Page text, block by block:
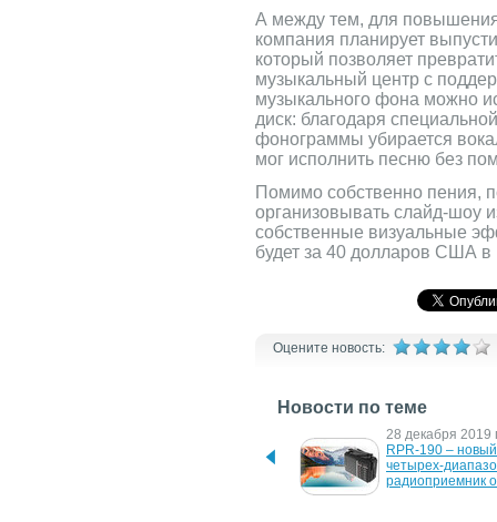
А между тем, для повышения
компания планирует
который позволяет
музыкальный центр с
музыкального фона можно
диск: благодаря
фонограммы убирается
мог исполнить песню без
Помимо собственно пения,
организовывать слайд-шоу
собственные визуальные
будет за 40 долларов США
Оцените новость:
Новости по теме
артилерійських снарядів
28 декабря 2019
RPR-190 – новый
четырех-
радиоприемник